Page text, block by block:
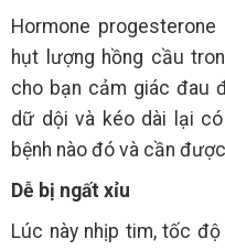
Hormone
hụt lượng hồng cầu
cho bạn cảm giác đau
dữ dội và kéo dài lại
bệnh nào đó và cần
Dễ bị ngất xỉu
Lúc này nhịp tim, tốc